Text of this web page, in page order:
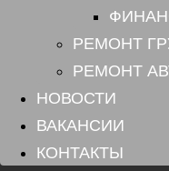
РЕМОНТ
РЕМОНТ
НОВОСТИ
ВАКАНСИИ
КОНТАКТЫ